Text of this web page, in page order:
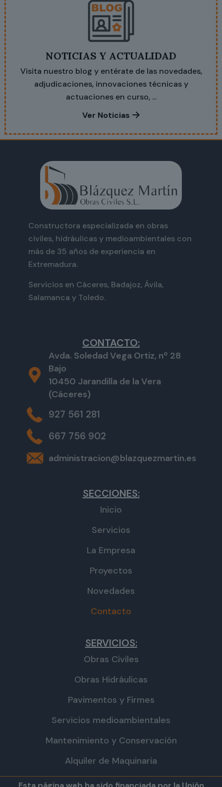
NOTICIAS Y ACTUALIDAD
Visita nuestro blog y entérate de las novedades,
adjudicaciones, innovaciones técnicas y
actuaciones en curso, ...
Ver Noticias
Constructora especializada en obras
civiles, hidráulicas y medioambientales con
más de 35 años de experiencia en
Extremadura.
Servicios en Cáceres, Badajoz, Ávila,
Salamanca y Toledo.
CONTACTO:
Avda. Soledad Vega Ortiz, nº 28
Bajo
10450 Jarandilla de la Vera
(Cáceres)
927 561 281
667 756 902
administracion@blazquezmartin.es
SECCIONES:
Inicio
Servicios
La Empresa
Proyectos
Novedades
Contacto
SERVICIOS:
Obras Civiles
Obras Hidráulicas
Pavimentos y Firmes
Servicios medioambientales
Mantenimiento y Conservación
Alquiler de Maquinaria